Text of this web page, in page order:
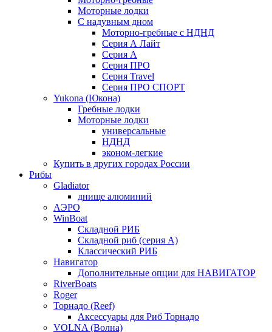
Моторные лодки
С надувным дном
Моторно-гребные с НДНД
Серия А Лайт
Серия А
Серия ПРО
Серия Travel
Серия ПРО СПОРТ
Yukona (Юкона)
Гребные лодки
Моторные лодки
универсальные
НДНД
эконом-легкие
Купить в других городах России
Рибы
Gladiator
днище алюминий
АЭРО
WinBoat
Складной РИБ
Складной риб (серия А)
Классический РИБ
Навигатор
Дополнительные опции для НАВИГАТОР
RiverBoats
Roger
Торнадо (Reef)
Аксессуары для Риб Торнадо
VOLNA (Волна)